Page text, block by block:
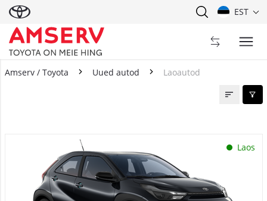
EST
Amserv / Toyota Uued autod Laoautod
Laos